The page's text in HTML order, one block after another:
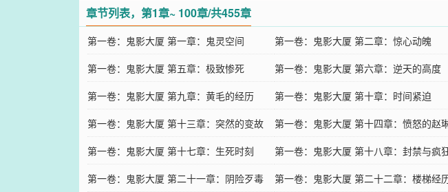
章节列表，第1章~ 100章/共455章
第一卷：鬼影大厦 第一章：鬼灵空间 第一卷：鬼影大厦 第二章：惊心动魄
第一卷：鬼影大厦 第五章：极致惨死
第一卷：鬼影大厦 第六章：逆天的高度
第一卷：鬼影大厦 第九章：黄毛的经历
第一卷：鬼影大厦 第十章：时间紧迫
第一卷：鬼影大厦 第十三章：突然的变故
第一卷：鬼影大厦 第十四章：愤怒的赵
第一卷：鬼影大厦 第十七章：生死时刻
第一卷：鬼影大厦 第十八章：封禁与疯
第一卷：鬼影大厦 第二十一章：阴险歹毒
第一卷：鬼影大厦 第二十二章：楼梯经